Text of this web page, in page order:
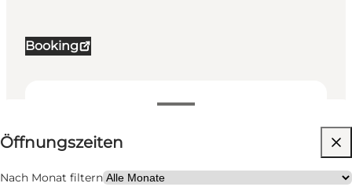
Booking
Öffnungszeiten anzeigen
Öffnungszeiten
Nach Monat filtern
4 rooms
13 beds